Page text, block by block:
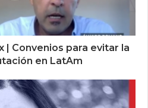
| Convenios para evitar la
en LatAm